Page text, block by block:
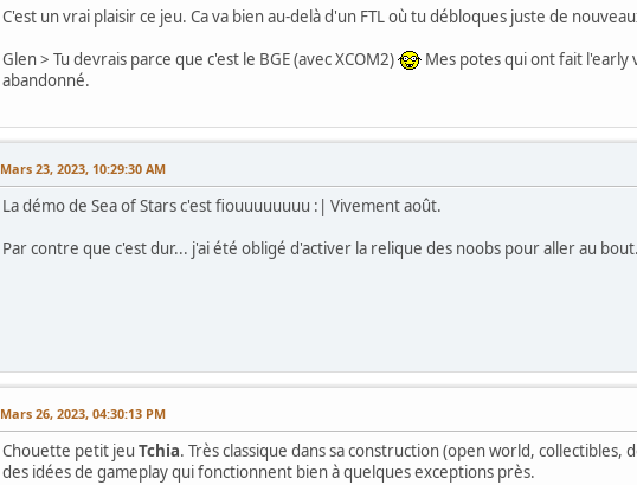
C'est un vrai plaisir ce jeu. Ca va bien au-delà d'un FTL où tu débloques juste de
Glen > Tu devrais parce que c'est le BGE (avec XCOM2)
Mes potes qui ont fait
abandonné.
Mars 23, 2023, 10:29:30 AM
La démo de Sea of Stars c'est fiouuuuuuuu :| Vivement août.
Par contre que c'est dur... j'ai été obligé d'activer la relique des noobs pour aller au bout.
Mars 26, 2023, 04:30:13 PM
Chouette petit jeu Tchia. Très classique dans sa construction (open world,
des idées de gameplay qui fonctionnent bien à quelques exceptions près.